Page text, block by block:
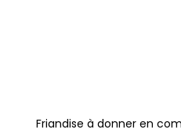
Friandise à donner en